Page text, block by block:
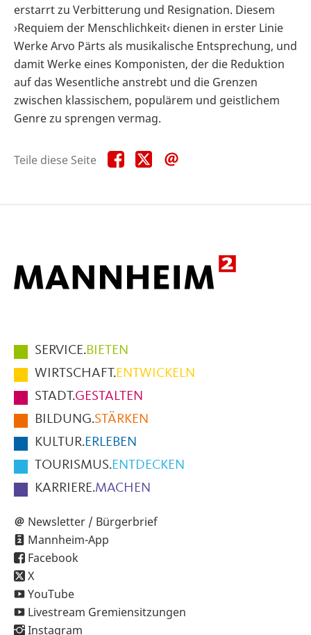
erstarrt zu Verbitterung und Resignation. Diesem
›Requiem der Menschlichkeit‹ dienen in erster Linie
Werke Arvo Pärts als musikalische Entsprechung, und
damit Werke eines Komponisten, der die Reduktion
auf das Wesentliche anstrebt und die Grenzen
zwischen klassischem, populärem und geistlichem
Genre zu sprengen vermag.
Teile diese Seite Teile
diese
Teile
diese
Hauptmenüpunkte
im
Fußbereich
der
Seite
SERVICE.BIETEN
WIRTSCHAFT.ENTWICKELN
STADT.GESTALTEN
BILDUNG.STÄRKEN
KULTUR.ERLEBEN
TOURISMUS.ENTDECKEN
KARRIERE.MACHEN
Newsletter / Bürgerbrief
Mannheim-App
Facebook
X
YouTube
Livestream Gremiensitzungen
Instagram